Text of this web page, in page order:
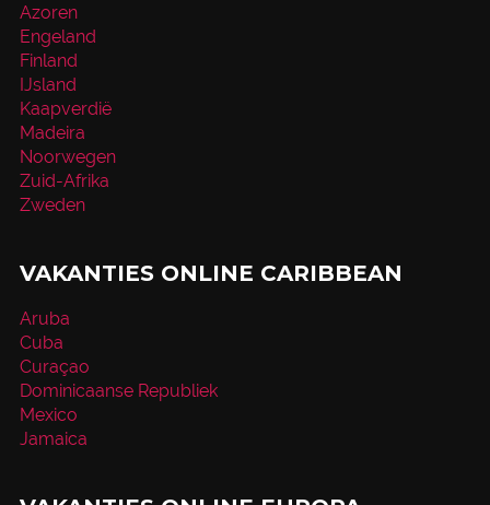
Azoren
Engeland
Finland
IJsland
Kaapverdië
Madeira
Noorwegen
Zuid-Afrika
Zweden
VAKANTIES ONLINE CARIBBEAN
Aruba
Cuba
Curaçao
Dominicaanse Republiek
Mexico
Jamaica